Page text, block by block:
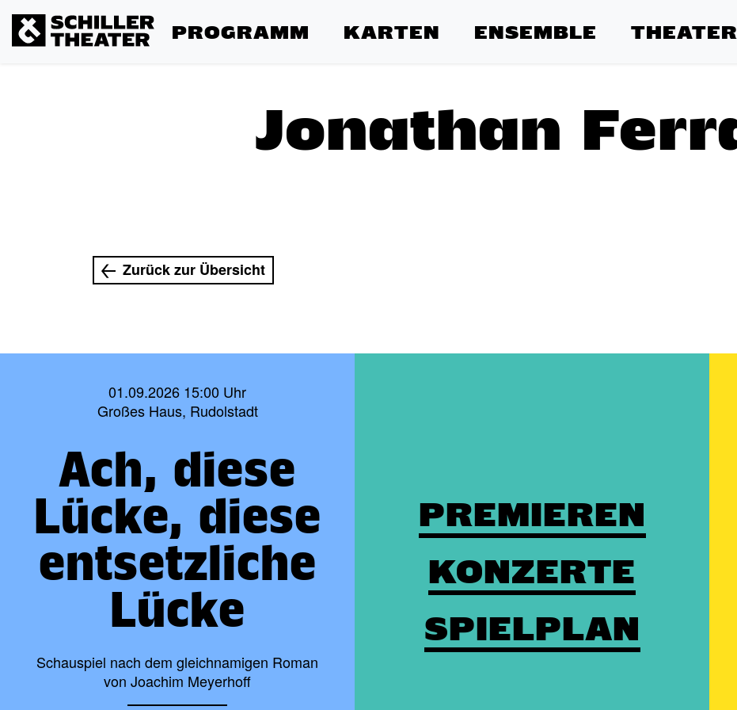
PROGRAMM KARTEN ENSEMBLE THEATER
Jonathan
Zurück zur Übersicht
01.09.2026 15:00 Uhr
Großes Haus, Rudolstadt
Ach, diese
Lücke, diese
entsetzliche
Lücke
Schauspiel nach dem gleichnamigen Roman
von Joachim Meyerhoff
PREMIEREN
KONZERTE
SPIELPLAN